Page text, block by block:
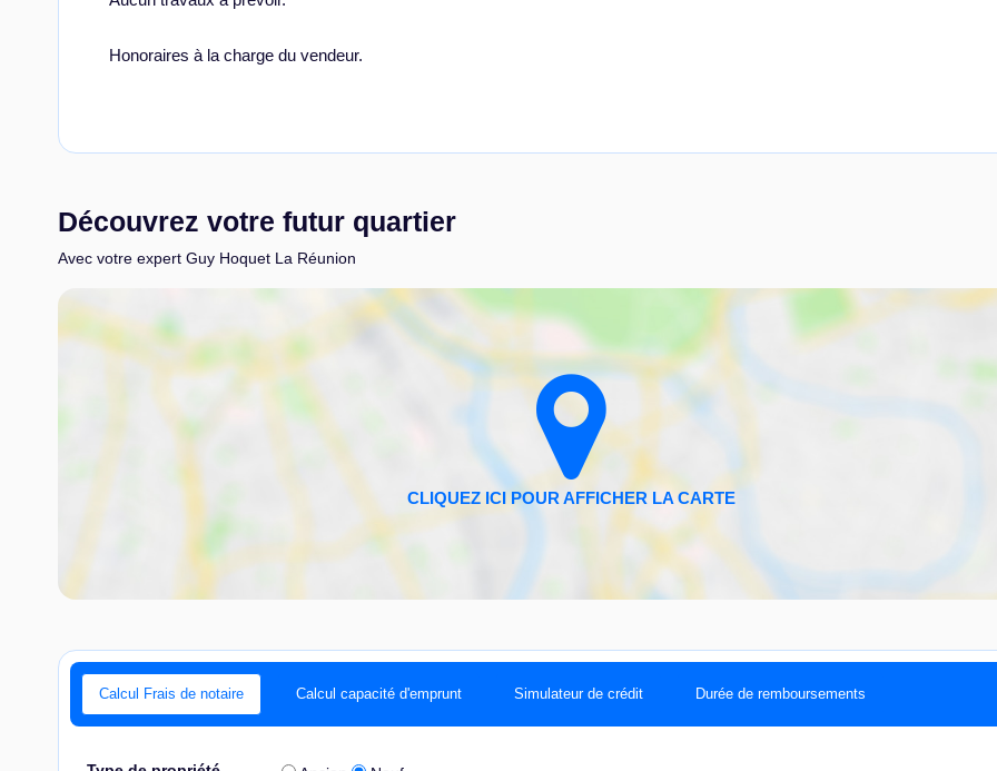
Honoraires à la charge du vendeur.
Découvrez votre futur quartier
Avec votre expert Guy Hoquet La Réunion
Calcul Frais de notaire Calcul capacité d'emprunt Simulateur de crédit Durée de remboursements